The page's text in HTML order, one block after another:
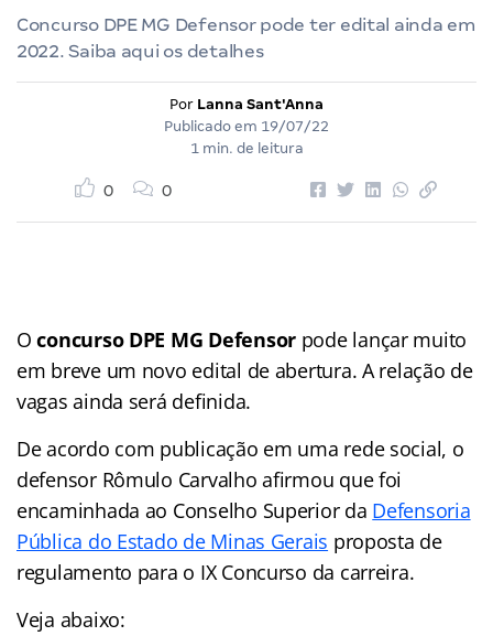
Concurso DPE MG Defensor pode ter edital ainda em
2022. Saiba aqui os detalhes
Por Lanna Sant'Anna
Publicado em 19/07/22
1 min. de leitura
0 0
Oconcurso DPE MG Defensor pode lançar muito
em breve um novo edital de abertura. A relação de
vagas ainda será definida.
De acordo com publicação em uma rede social, o
defensor Rômulo Carvalho afirmou que foi
encaminhada ao Conselho Superior da Defensoria
Pública do Estado de Minas Gerais proposta de
regulamento para o IX Concurso da carreira.
Veja abaixo: